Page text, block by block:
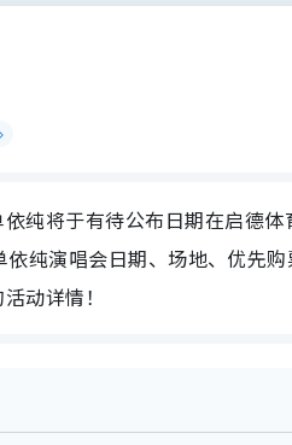
纯将于有待公布日期在启德
纯演唱会日期、场地、优先
动详情！